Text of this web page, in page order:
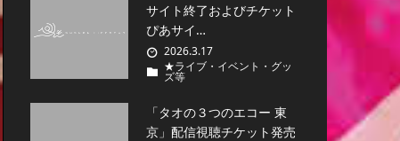
サイト終了およびチケット
ぴあサイ…
2026.3.17
★ライブ・イベント・グッ
ズ等
「タオの３つのエコー 東
京」配信視聴チケット発売